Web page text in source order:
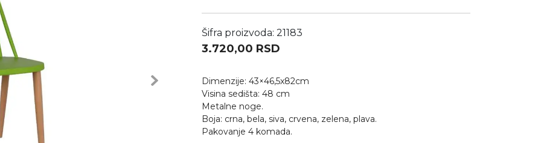
Next
Šifra proizvoda: 21183
3.720,00 RSD
Dimenzije: 43×46,5x82cm
Visina sedišta: 48 cm
Metalne noge.
Boja: crna, bela, siva, crvena, zelena, plava.
Pakovanje 4 komada.